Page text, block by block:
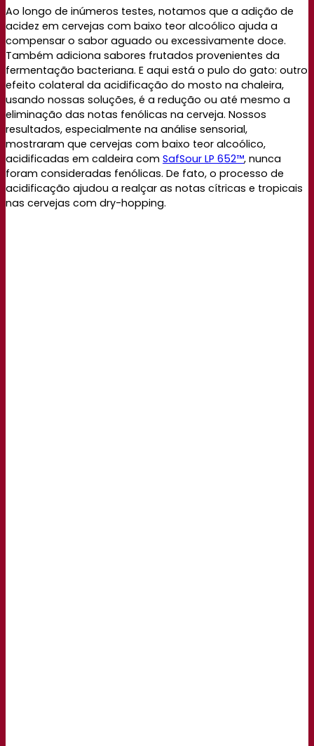
Ao longo de inúmeros testes, notamos que a adição de
acidez em cervejas com baixo teor alcoólico ajuda a
compensar o sabor aguado ou excessivamente doce.
Também adiciona sabores frutados provenientes da
fermentação bacteriana. E aqui está o pulo do gato: outro
efeito colateral da acidificação do mosto na chaleira,
usando nossas soluções, é a redução ou até mesmo a
eliminação das notas fenólicas na cerveja. Nossos
resultados, especialmente na análise sensorial,
mostraram que cervejas com baixo teor alcoólico,
acidificadas em caldeira com SafSour LP 652™, nunca
foram consideradas fenólicas. De fato, o processo de
acidificação ajudou a realçar as notas cítricas e tropicais
nas cervejas com dry-hopping.